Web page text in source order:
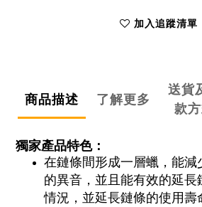
加入追蹤清單
商品描述 了解更多
送貨
款
獨家產品特色：
在鏈條間形成一層蠟，能減
的異音，並且能有效的延長
情況，並延長鏈條的使用壽